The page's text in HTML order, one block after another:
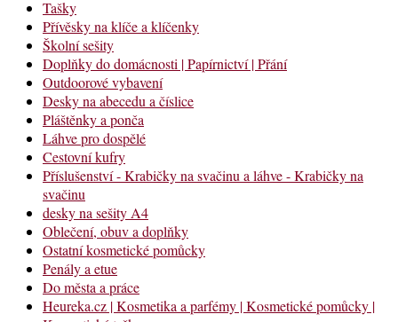
Tašky
Přívěsky na klíče a klíčenky
Školní sešity
Doplňky do domácnosti | Papírnictví | Přání
Outdoorové vybavení
Desky na abecedu a číslice
Pláštěnky a ponča
Láhve pro dospělé
Cestovní kufry
Příslušenství - Krabičky na svačinu a láhve - Krabičky na
svačinu
desky na sešity A4
Oblečení, obuv a doplňky
Ostatní kosmetické pomůcky
Penály a etue
Do města a práce
Heureka.cz | Kosmetika a parfémy | Kosmetické pomůcky |